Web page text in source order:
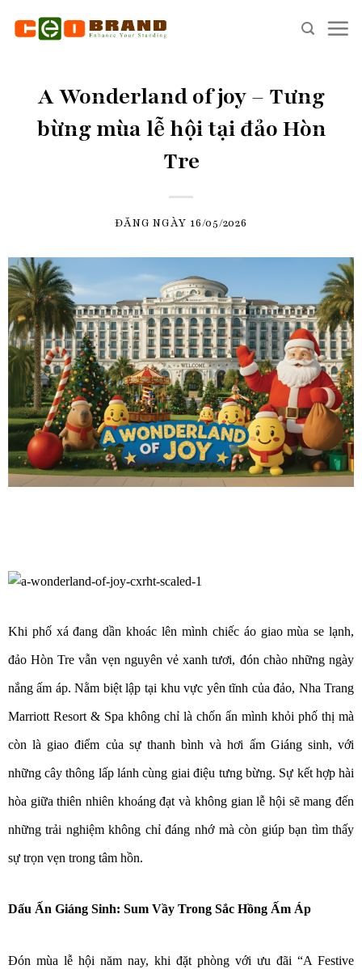
A Wonderland of joy – Tưng
bừng mùa lễ hội tại đảo Hòn
Tre
ĐĂNG NGÀY 16/05/2026
Khi phố xá đang dần khoác lên mình chiếc áo giao mùa se lạnh,
đảo Hòn Tre vẫn vẹn nguyên vẻ xanh tươi, đón chào những ngày
nắng ấm áp. Nằm biệt lập tại khu vực yên tĩnh của đảo, Nha Trang
Marriott Resort & Spa không chỉ là chốn ẩn mình khỏi phố thị mà
còn là giao điểm của sự thanh bình và hơi ấm Giáng sinh, với
những cây thông lấp lánh cùng giai điệu tưng bừng. Sự kết hợp hài
hòa giữa thiên nhiên khoáng đạt và không gian lễ hội sẽ mang đến
những trải nghiệm không chỉ đáng nhớ mà còn giúp bạn tìm thấy
sự trọn vẹn trong tâm hồn.
Dấu Ấn Giáng Sinh: Sum Vầy Trong Sắc Hồng Ấm Áp
Đón mùa lễ hội năm nay, khi đặt phòng với ưu đãi “A Festive